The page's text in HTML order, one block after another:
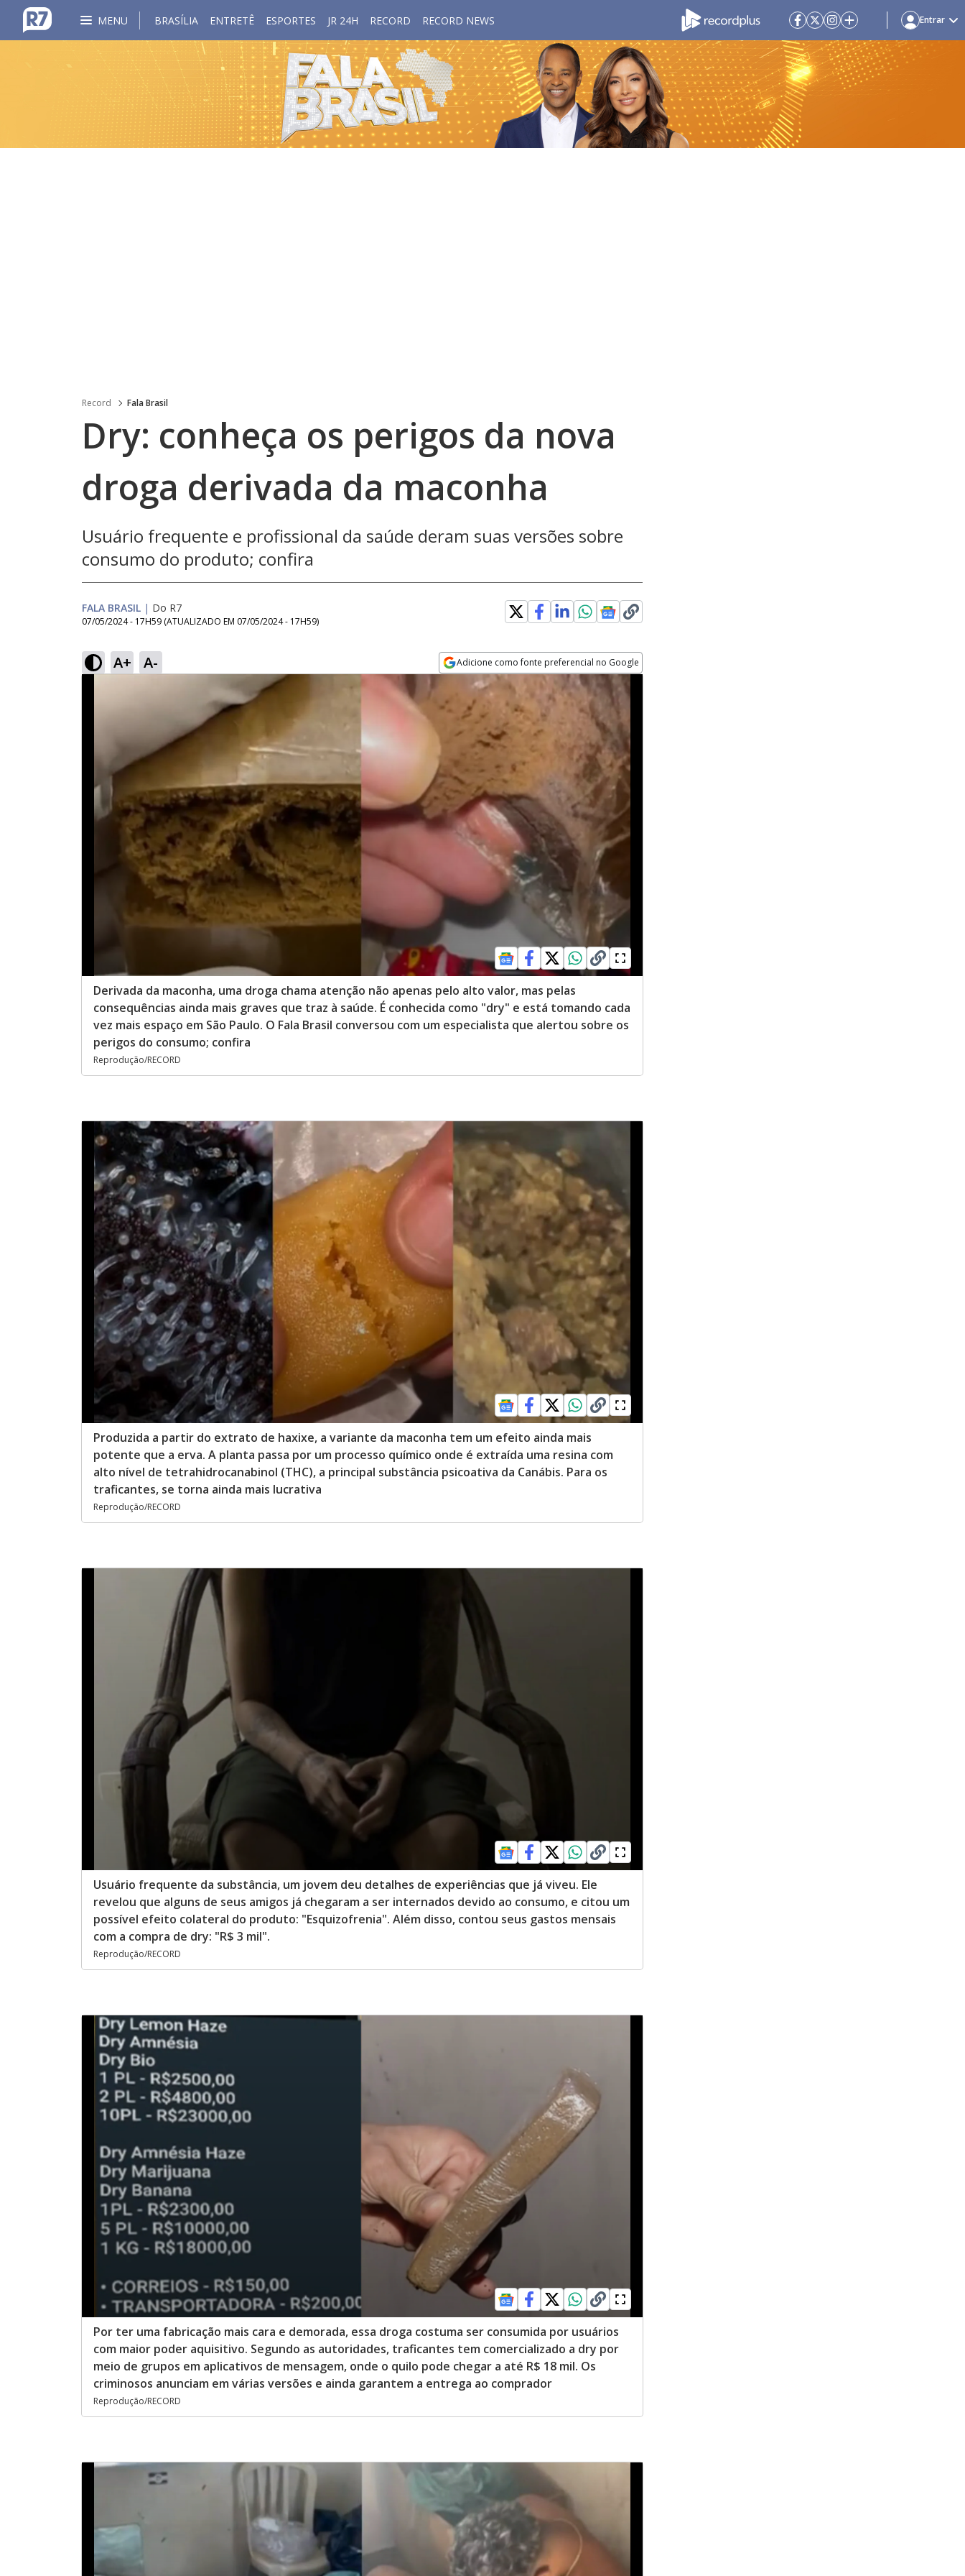
MENU BRASÍLIA ENTRETÊ ESPORTES JR 24H RECORD RECORD NEWS Entrar
Record Fala Brasil
Dry: conheça os perigos da nova
droga derivada da maconha
Usuário frequente e profissional da saúde deram suas versões sobre
consumo do produto; confira
FALA BRASIL | Do R7
07/05/2024 - 17H59 (ATUALIZADO EM 07/05/2024 - 17H59)
A+ A- Adicione como fonte preferencial no Google
Opens in new window
Derivada da maconha, uma droga chama atenção não apenas pelo alto valor, mas pelas
consequências ainda mais graves que traz à saúde. É conhecida como "dry" e está tomando cada
vez mais espaço em São Paulo. O Fala Brasil conversou com um especialista que alertou sobre os
perigos do consumo; confira
Reprodução/RECORD
Produzida a partir do extrato de haxixe, a variante da maconha tem um efeito ainda mais
potente que a erva. A planta passa por um processo químico onde é extraída uma resina com
alto nível de tetrahidrocanabinol (THC), a principal substância psicoativa da Canábis. Para os
traficantes, se torna ainda mais lucrativa
Reprodução/RECORD
Usuário frequente da substância, um jovem deu detalhes de experiências que já viveu. Ele
revelou que alguns de seus amigos já chegaram a ser internados devido ao consumo, e citou um
possível efeito colateral do produto: "Esquizofrenia". Além disso, contou seus gastos mensais
com a compra de dry: "R$ 3 mil".
Reprodução/RECORD
Por ter uma fabricação mais cara e demorada, essa droga costuma ser consumida por usuários
com maior poder aquisitivo. Segundo as autoridades, traficantes tem comercializado a dry por
meio de grupos em aplicativos de mensagem, onde o quilo pode chegar a até R$ 18 mil. Os
criminosos anunciam em várias versões e ainda garantem a entrega ao comprador
Reprodução/RECORD